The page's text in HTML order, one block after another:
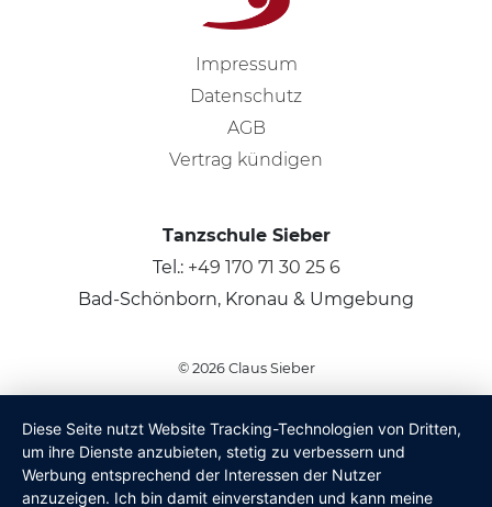
Impressum
Datenschutz
AGB
Vertrag kündigen
Tanzschule Sieber
Tel.: +49 170 71 30 25 6
Bad-Schönborn, Kronau & Umgebung
© 2026 Claus Sieber
Diese Seite nutzt Website Tracking-Technologien von Dritten,
um ihre Dienste anzubieten, stetig zu verbessern und
Werbung entsprechend der Interessen der Nutzer
anzuzeigen. Ich bin damit einverstanden und kann meine